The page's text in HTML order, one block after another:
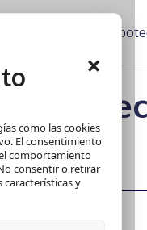
×
como las cookies
El consentimiento
comportamiento
consentir o retirar
y
Tasación
el
y tasación